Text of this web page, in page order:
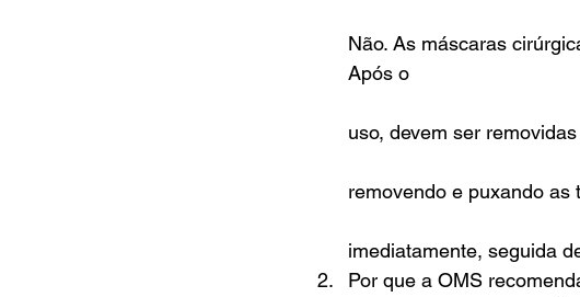
Não. As máscaras
Após o
uso, devem ser
removendo e puxando
imediatamente, seguida
Por que a OMS